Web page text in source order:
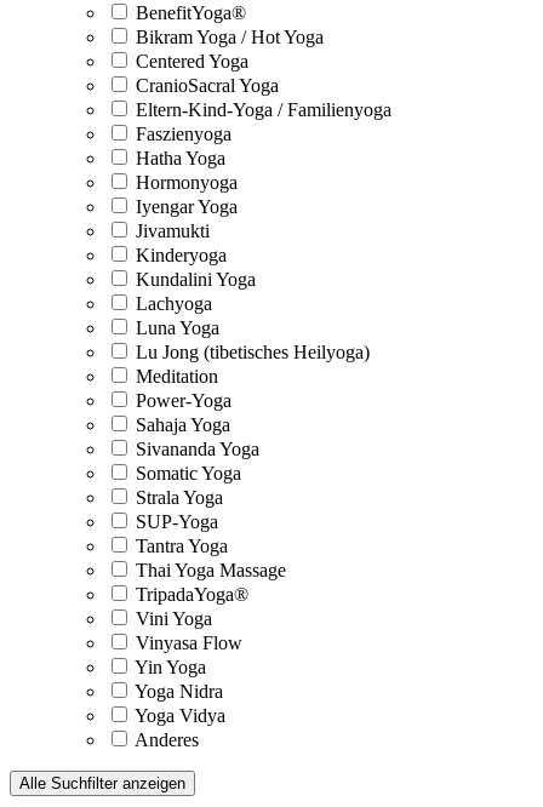
BenefitYoga®
Bikram Yoga / Hot Yoga
Centered Yoga
CranioSacral Yoga
Eltern-Kind-Yoga / Familienyoga
Faszienyoga
Hatha Yoga
Hormonyoga
Iyengar Yoga
Jivamukti
Kinderyoga
Kundalini Yoga
Lachyoga
Luna Yoga
Lu Jong (tibetisches Heilyoga)
Meditation
Power-Yoga
Sahaja Yoga
Sivananda Yoga
Somatic Yoga
Strala Yoga
SUP-Yoga
Tantra Yoga
Thai Yoga Massage
TripadaYoga®
Vini Yoga
Vinyasa Flow
Yin Yoga
Yoga Nidra
Yoga Vidya
Anderes
Alle Suchfilter anzeigen